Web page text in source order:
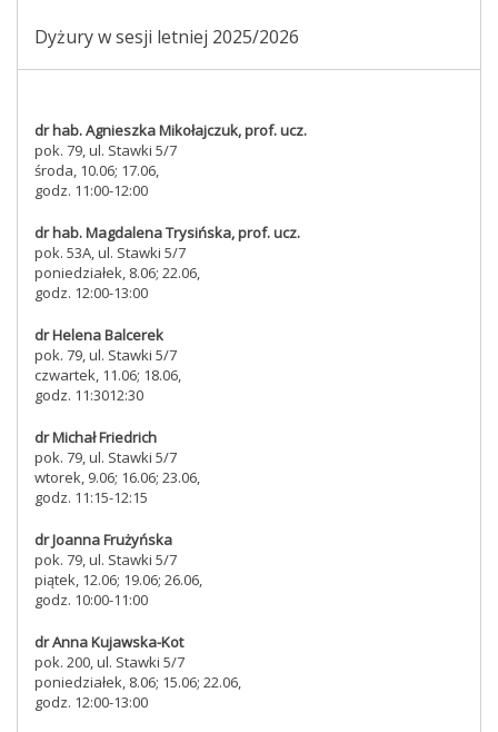
Dyżury w sesji letniej 2025/2026
dr hab. Agnieszka Mikołajczuk, prof. ucz.
pok. 79, ul. Stawki 5/7
środa, 10.06; 17.06,
godz. 11:00-12:00
dr hab. Magdalena Trysińska, prof. ucz.
pok. 53A, ul. Stawki 5/7
poniedziałek, 8.06; 22.06,
godz. 12:00-13:00
dr Helena Balcerek
pok. 79, ul. Stawki 5/7
czwartek, 11.06; 18.06,
godz. 11:3012:30
dr Michał Friedrich
pok. 79, ul. Stawki 5/7
wtorek, 9.06; 16.06; 23.06,
godz. 11:15-12:15
dr Joanna Frużyńska
pok. 79, ul. Stawki 5/7
piątek, 12.06; 19.06; 26.06,
godz. 10:00-11:00
dr Anna Kujawska-Kot
pok. 200, ul. Stawki 5/7
poniedziałek, 8.06; 15.06; 22.06,
godz. 12:00-13:00